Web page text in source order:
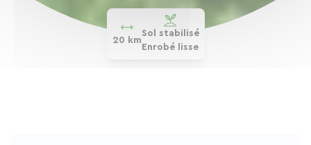
20 km
Sol stabilisé
Enrobé lisse